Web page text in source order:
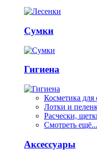
Сумки
Гигиена
Косметика для
Лотки и
Расчески,
Смотреть ещё...
Аксессуары